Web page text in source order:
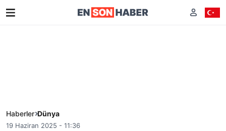
Haberler Dünya
19 Haziran 2025 - 11:36